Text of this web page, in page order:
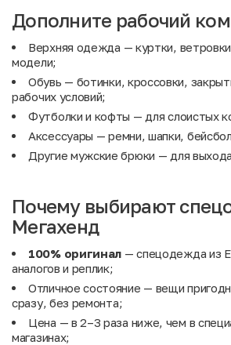
Дополните рабочий
Верхняя одежда — куртки,
модели;
Обувь — ботинки, кроссовки,
рабочих условий;
Футболки и кофты — для слоистых
Аксессуары — ремни, шапки,
Другие мужские брюки — для
Почему выбирают
Мегахенд
100% оригинал — спецодежда из
аналогов и реплик;
Отличное состояние — вещи
сразу, без ремонта;
Цена — в 2–3 раза ниже, чем в
магазинах;